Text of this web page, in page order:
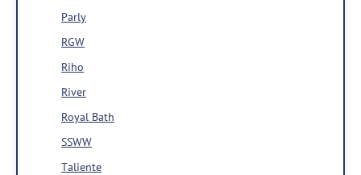
Parly
RGW
Riho
River
Royal Bath
SSWW
Taliente